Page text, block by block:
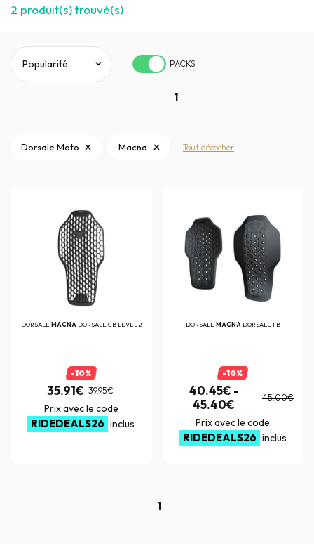
2 produit(s) trouvé(s)
PACKS
1
Dorsale Moto Macna Tout décocher
DORSALEMACNA DORSALE CB LEVEL 2
-10%
35.91€ 39.95€
Prix avec le code
RIDEDEALS26 inclus
DORSALEMACNA DORSALE FB
-10%
40.45€ -
45.40€
45.00€
Prix avec le code
RIDEDEALS26 inclus
1